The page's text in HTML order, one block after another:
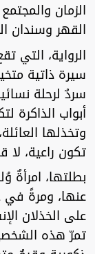
الزمان
القهر وسندان
الرواية، التي
سيرة ذاتية
سردٌ لرحلة
أبواب الذاكرة
وتخذلها
تكون راعية، لا
بطلتها،
عنها، ومرةً
على الخذلان
تمرّ هذه